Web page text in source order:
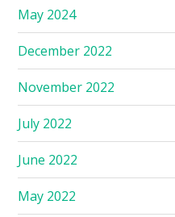
May 2024
December 2022
November 2022
July 2022
June 2022
May 2022